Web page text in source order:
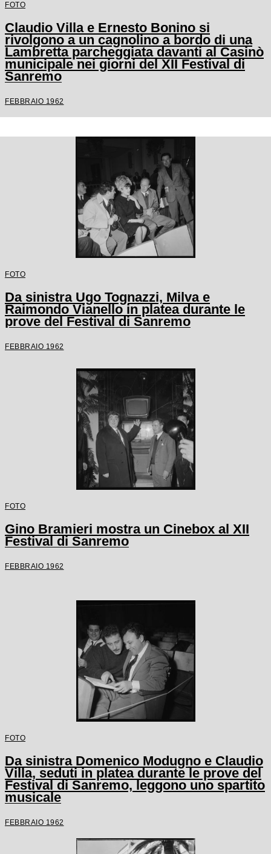
FOTO
Claudio Villa e Ernesto Bonino si
rivolgono a un cagnolino a bordo di una
Lambretta parcheggiata davanti al Casinò
municipale nei giorni del XII Festival di
Sanremo
FEBBRAIO 1962
FOTO
Da sinistra Ugo Tognazzi, Milva e
Raimondo Vianello in platea durante le
prove del Festival di Sanremo
FEBBRAIO 1962
FOTO
Gino Bramieri mostra un Cinebox al XII
Festival di Sanremo
FEBBRAIO 1962
FOTO
Da sinistra Domenico Modugno e Claudio
Villa, seduti in platea durante le prove del
Festival di Sanremo, leggono uno spartito
musicale
FEBBRAIO 1962